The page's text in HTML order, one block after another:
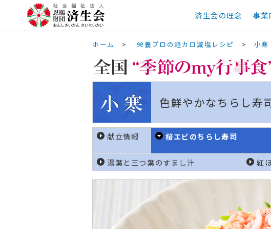
済生会の理念 事業
ホーム >栄養プロの軽カロ減塩レシピ > 小寒
色鮮やかなちらし寿
献立情報 桜エビのちらし寿司
湯葉と三つ葉のすまし汁
紅